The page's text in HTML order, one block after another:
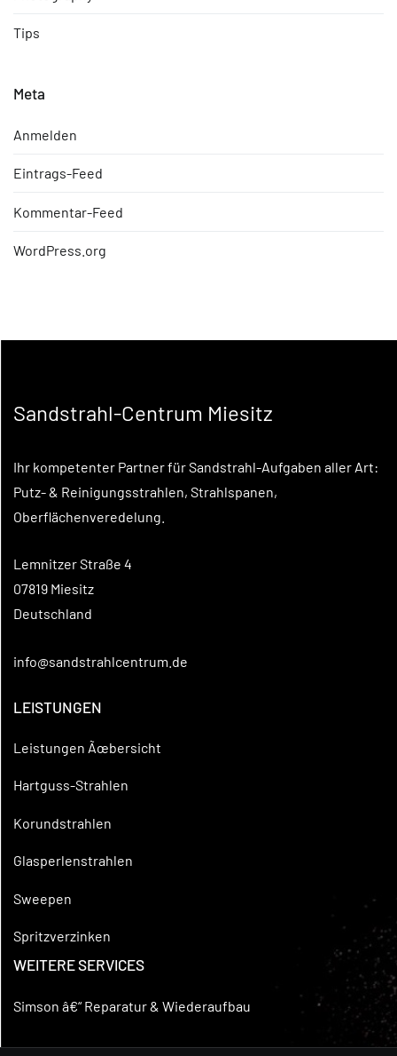
Tips
Meta
Anmelden
Eintrags-Feed
Kommentar-Feed
WordPress.org
Sandstrahl-Centrum Miesitz
Ihr kompetenter Partner für Sandstrahl-Aufgaben aller Art:
Putz- & Reinigungsstrahlen, Strahlspanen,
Oberflächenveredelung.
Lemnitzer Straße 4
07819 Miesitz
Deutschland
info@sandstrahlcentrum.de
LEISTUNGEN
Leistungen Ãœbersicht
Hartguss-Strahlen
Korundstrahlen
Glasperlenstrahlen
Sweepen
Spritzverzinken
WEITERE SERVICES
Simson â€“ Reparatur & Wiederaufbau